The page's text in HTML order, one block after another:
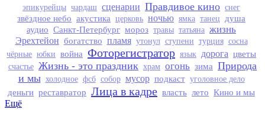
эпикурейцы чардаш сценарии Правдивое кино снег
звёздное небо акустика церковь ночью ямка танец
душа
аудио Санкт-Петербург мороз травы татьяна жизнь
Эрехтейон богатство пламя утонул ступени турция сосна
чёрные юбки война Фоторегистратор язык дорога цветы
счастье Жизнь - это праздник храм огонь зима Природа
и мы холодное фсб собор мусор подкаст уголовное дело
деньги реставратор Лица в кадре власть лето Кино и мы
Ещё